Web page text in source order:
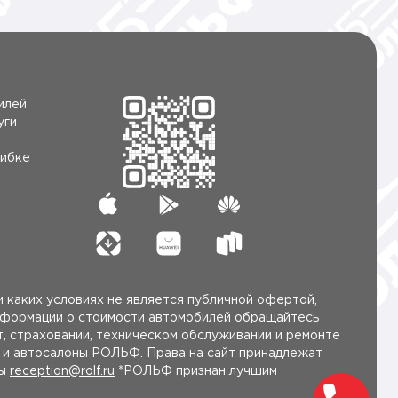
условиях не является публичной офертой,
о стоимости автомобилей обращайтесь
техническом обслуживании и ремонте
и автосалоны РОЛЬФ. Права на сайт принадлежат
reception@rolf.ru *РОЛЬФ признан лучшим